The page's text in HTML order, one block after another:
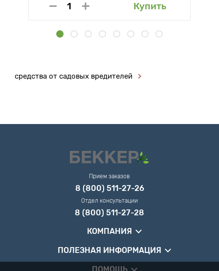
Купить
средства от садовых вредителей
Прием заказов
8 (800) 511-27-26
Отдел консультации
8 (800) 511-27-28
КОМПАНИЯ
ПОЛЕЗНАЯ ИНФОРМАЦИЯ